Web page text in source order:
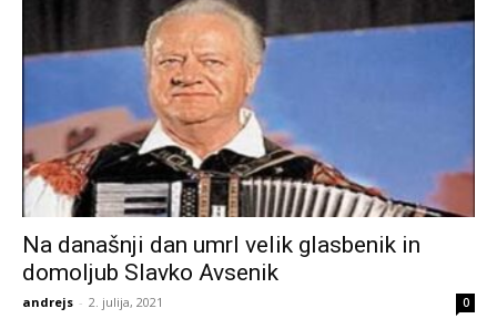
Na današnji dan umrl velik glasbenik in
domoljub Slavko Avsenik
andrejs - 2. julija, 2021 0